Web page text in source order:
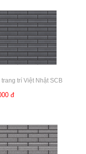
trang trí Việt Nhật SCB
đ